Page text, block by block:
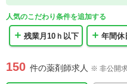
人気のこだわり条件を追加する
残業月10ｈ以下 年間休
150 件の薬剤師求人 ※ 非公開